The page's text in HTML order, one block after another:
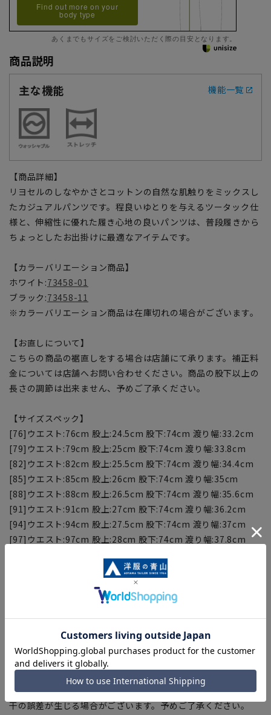
Find out more on your
body type
あくまでもサイズをご検討いただく際の目安となります。
商品説明
主な機能
機能一覧
【商品詳細】
リヨセルのしなやかさとコットンの自然な肌触りをミックスし
たカジュアルパンツです。程良いゆとりを与えるツータック仕
様と、伸縮性に優れた履き心地の良いパンツは、普段履きから
ちょっとしたお出掛けに最適なアイテムです。
【カラーバリエーション商品】
ホワイト:73458-01
ブラック:73458-11
※カラーバリエーション商品は在庫切れの場合がございます。
【お直しについて】
こちらの商品の裾直しをする場合は店舗にて承ります。補正料
金については店舗へお問い合わせください。商品の股下以上の
長さの調節は出来ません、予めご了承ください。
【サイズスペック】
[76]ウエスト:76cm 股上:24.5cm 股下:74cm 渡り幅:33.2cm
[79]ウエスト:79cm 股上:25cm 股下:74cm 渡り幅:33.8cm
[82]ウエスト:82cm 股上:25.5cm 股下:74cm 渡り幅:34.4cm
[85]ウエスト:85cm 股上:26cm 股下:74cm 渡り幅:35cm
[88]ウエスト:88cm 股上:26.5cm 股下:74cm 渡り幅:35.6cm
[91]ウエスト:91cm 股上:27cm 股下:74cm 渡り幅:36.2cm
[94]ウエスト:94cm 股上:27.5cm 股下:74cm 渡り幅:37cm
[97]ウエスト:97cm 股上:28cm 股下:74cm 渡り幅:37.8cm
【商品に関するご注意】
■商品画像はサンプルのため、色味やサイズ等の仕様に変更が
ある場合がございますので、予めご了承ください。
部、商品現物におすすめサイズ(ヌードサイズ)を記載している
商品もございます。
■ゆとり感には個人差があります。サイズ表を確認の上、ご購
入の目安としてご利用ください。
■生地や仕様・デザインにより、着用感や実際のサイズ表に若
干の誤差が生じる場合がございます。予めご了承ください。